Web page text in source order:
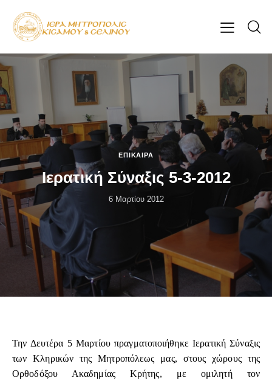
ΕΠΊΚΑΙΡΑ
Ιερατική Σύναξις 5-3-2012
6 Μαρτίου 2012
Την Δευτέρα 5 Μαρτίου πραγματοποιήθηκε Ιερατική Σύναξις
των Κληρικών της Μητροπόλεως μας, στους χώρους της
Ορθοδόξου Ακαδημίας Κρήτης, με ομιλητή τον